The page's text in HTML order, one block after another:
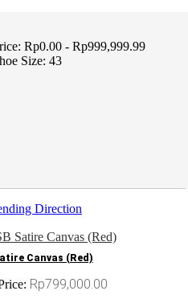
Rp0.00 - Rp999,999.99
Size: 43
Direction
Canvas (Red)
Rp799,000.00